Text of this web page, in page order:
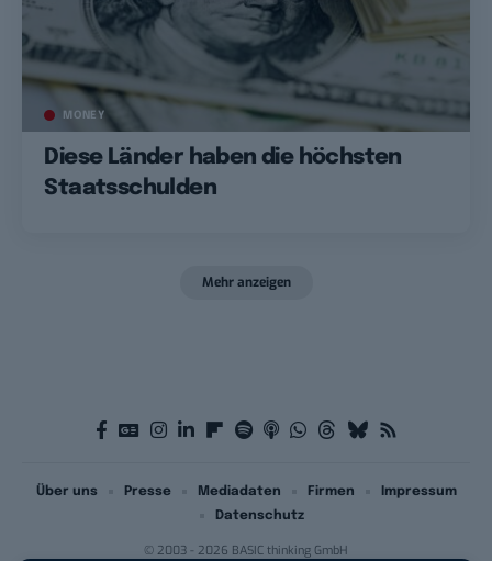
MONEY
Diese Länder haben die höchsten
Staatsschulden
Mehr anzeigen
© 2003 - 2026 BASIC thinking GmbH
Über uns Presse Mediadaten Firmen
Impressum
Datenschutz